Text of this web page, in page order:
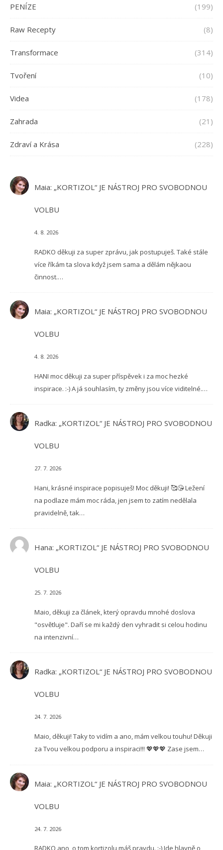
PENÍZE (199)
Raw Recepty (8)
Transformace (314)
Tvoření (10)
Videa (178)
Zahrada (21)
Zdraví a Krása (228)
Maia: „KORTIZOL“ JE NÁSTROJ PRO SVOBODNOU
VOLBU
4. 8. 2026
RADKO děkuji za super zprávu, jak postupuješ. Také stále
více říkám ta slova když jsem sama a dělám nějkaou
činnost.…
Maia: „KORTIZOL“ JE NÁSTROJ PRO SVOBODNOU
VOLBU
4. 8. 2026
HANI moc děkuji za super příspěvek i za moc hezké
inspirace. :-) A já souhlasím, ty změny jsou více viditelné.…
Radka: „KORTIZOL“ JE NÁSTROJ PRO SVOBODNOU
VOLBU
27. 7. 2026
Hani, krásné inspirace popisuješ! Moc děkuji! 🥰😘 Ležení
na podlaze mám moc ráda, jen jsem to zatím nedělala
pravidelně, tak…
Hana: „KORTIZOL“ JE NÁSTROJ PRO SVOBODNOU
VOLBU
25. 7. 2026
Maio, děkuji za článek, který opravdu mnohé doslova
"osvětluje". Daří se mi každý den vyhradit si celou hodinu
na intenzivní…
Radka: „KORTIZOL“ JE NÁSTROJ PRO SVOBODNOU
VOLBU
24. 7. 2026
Maio, děkuji! Taky to vidím a ano, mám velkou touhu! Děkuji
za Tvou velkou podporu a inspiraci!!! 💖💖💖 Zase jsem…
Maia: „KORTIZOL“ JE NÁSTROJ PRO SVOBODNOU
VOLBU
24. 7. 2026
RADKO ano, o tom kortizolu máš pravdu. :-) Jde hlavně o